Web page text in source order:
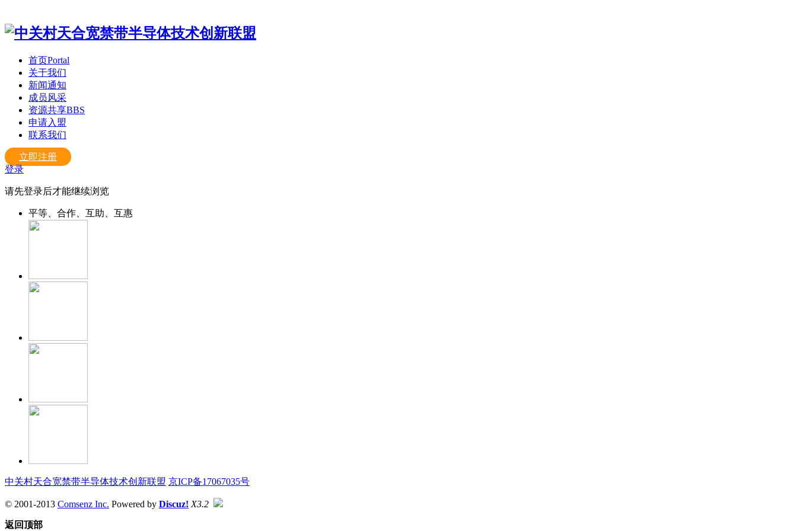
首页Portal
关于我们
新闻通知
成员风采
资源共享BBS
申请入盟
联系我们
立即注册
登录
请先登录后才能继续浏览
平等、合作、互助、互惠
中关村天合宽禁带半导体技术创新联盟 京ICP备17067035号
© 2001-2013 Comsenz Inc. Powered by Discuz! X3.2
返回顶部